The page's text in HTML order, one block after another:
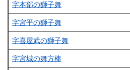
字本部の獅子舞
字宮平の獅子舞
字喜屋武の獅子舞
字宮城の舞方棒